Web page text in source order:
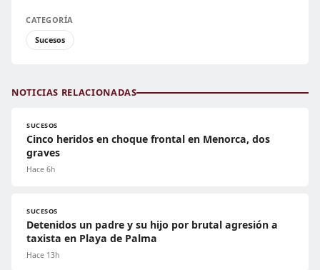
CATEGORÍA
Sucesos
NOTICIAS RELACIONADAS
SUCESOS
Cinco heridos en choque frontal en Menorca, dos
graves
Hace 6h
SUCESOS
Detenidos un padre y su hijo por brutal agresión a
taxista en Playa de Palma
Hace 13h